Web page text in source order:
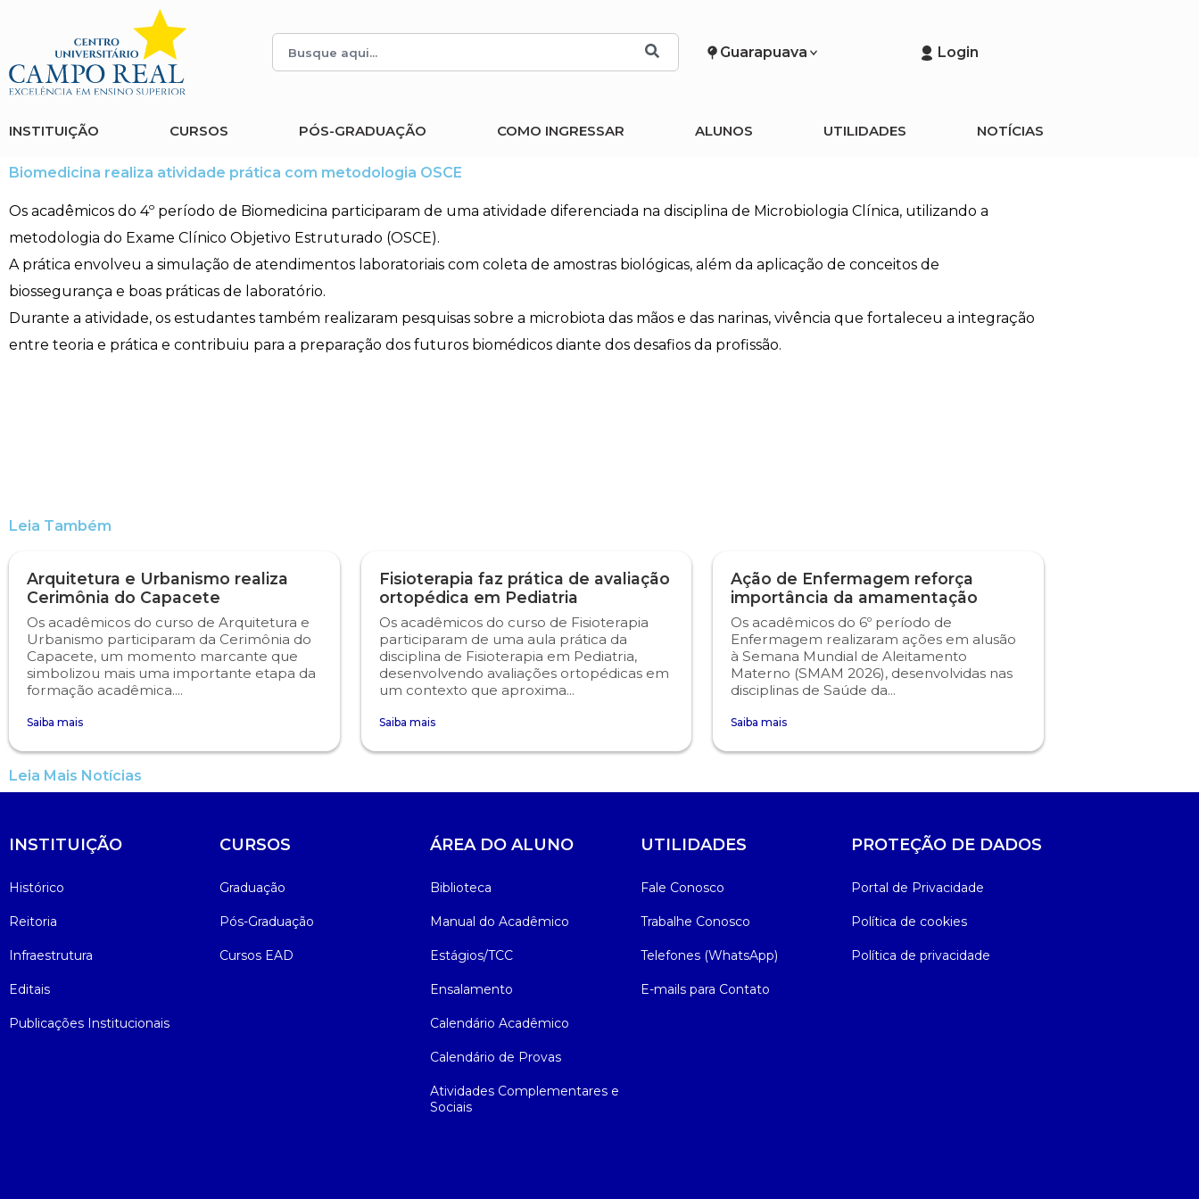
Guarapuava Login
INSTITUIÇÃO CURSOS PÓS-GRADUAÇÃO COMO INGRESSAR ALUNOS UTILIDADES NOTÍCIAS
Biomedicina realiza atividade prática com metodologia OSCE
Os acadêmicos do 4º período de Biomedicina participaram de uma atividade diferenciada na disciplina de Microbiologia Clínica, utilizando a
metodologia do Exame Clínico Objetivo Estruturado (OSCE).
A prática envolveu a simulação de atendimentos laboratoriais com coleta de amostras biológicas, além da aplicação de conceitos de
biossegurança e boas práticas de laboratório.
Durante a atividade, os estudantes também realizaram pesquisas sobre a microbiota das mãos e das narinas, vivência que fortaleceu a integração
entre teoria e prática e contribuiu para a preparação dos futuros biomédicos diante dos desafios da profissão.
Leia Também
Arquitetura e Urbanismo realiza
Cerimônia do Capacete
Os acadêmicos do curso de Arquitetura e
Urbanismo participaram da Cerimônia do
Capacete, um momento marcante que
simbolizou mais uma importante etapa da
formação acadêmica....
Saiba mais
Fisioterapia faz prática de avaliação
ortopédica em Pediatria
Os acadêmicos do curso de Fisioterapia
participaram de uma aula prática da
disciplina de Fisioterapia em Pediatria,
desenvolvendo avaliações ortopédicas em
um contexto que aproxima...
Saiba mais
Ação de Enfermagem reforça
importância da amamentação
Os acadêmicos do 6º período de
Enfermagem realizaram ações em alusão
à Semana Mundial de Aleitamento
Materno (SMAM 2026), desenvolvidas nas
disciplinas de Saúde da...
Saiba mais
Leia Mais Notícias
INSTITUIÇÃO
Histórico
Reitoria
Infraestrutura
Editais
Publicações Institucionais
CURSOS
Graduação
Pós-Graduação
Cursos EAD
ÁREA DO ALUNO
Biblioteca
Manual do Acadêmico
Estágios/TCC
Ensalamento
Calendário Acadêmico
Calendário de Provas
Atividades Complementares e
Sociais
UTILIDADES
Fale Conosco
Trabalhe Conosco
Telefones (WhatsApp)
E-mails para Contato
PROTEÇÃO DE DADOS
Portal de Privacidade
Política de cookies
Política de privacidade
Histórico
Editais
Publicações Institucionais
Administração
Ciências Contábeis
Enfermagem
Engenharia Agronômica
Engenharia Mecânica
Farmácia
Fisioterapia
Medicina
Nutrição
Odontologia
Psicologia
Publicidade e Propaganda
Vestibular de Inverno
2ª Via de Boleto
Biblioteca
Calendário Acadêmico
Calendário de Provas
Carteirinha de Estudante
Manual do Acadêmico
Manual de Formatura
Manual de Trabalhos Acadêmicos
Minha Biblioteca
Ouvidoria
Plano de Ensino
Segunda Chamada
Seguro Escolar
Sapien
Avalie a Campo Real
COLAP
Comissão de Ética no Uso de Animais
Comitê de Ética em Pesquisa
Diploma Digital
Infocampo
Intercampo
Logos Campo Real
NAPP e NAPC
Portal do RH
Programa de Monitoria
Publicações Científicas
Revistas Campo Real
WhatsApp Campo Real